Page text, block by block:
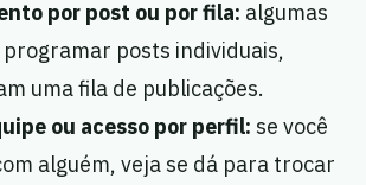
por post ou por fila: algumas
posts individuais,
uma fila de publicações.
ou acesso por perfil: se você
alguém, veja se dá para trocar